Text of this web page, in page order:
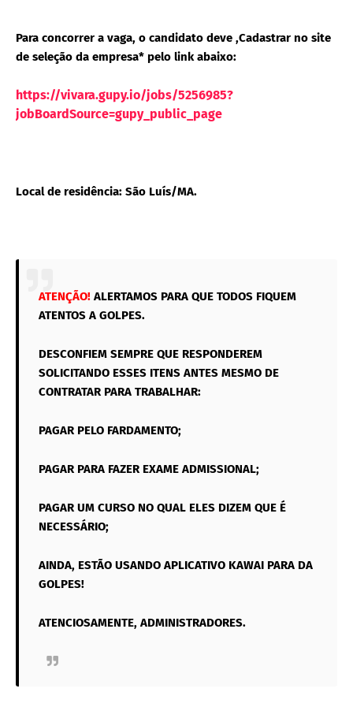
Para concorrer a vaga, o candidato deve ,Cadastrar no site
de seleção da empresa* pelo link abaixo:
https://vivara.gupy.io/jobs/5256985?
jobBoardSource=gupy_public_page
Local de residência: São Luís/MA.
ATENÇÃO! ALERTAMOS PARA QUE TODOS FIQUEM
ATENTOS A GOLPES.
DESCONFIEM SEMPRE QUE RESPONDEREM
SOLICITANDO ESSES ITENS ANTES MESMO DE
CONTRATAR PARA TRABALHAR:
PAGAR PELO FARDAMENTO;
PAGAR PARA FAZER EXAME ADMISSIONAL;
PAGAR UM CURSO NO QUAL ELES DIZEM QUE É
NECESSÁRIO;
AINDA, ESTÃO USANDO APLICATIVO KAWAI PARA DA
GOLPES!
ATENCIOSAMENTE, ADMINISTRADORES.